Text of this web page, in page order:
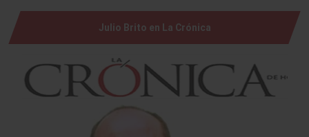
Julio Brito en La Crónica